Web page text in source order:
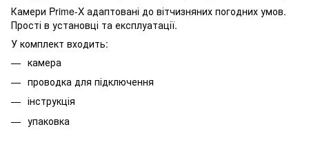
Камери Prime-X адаптовані до вітчизняних погодних умов.
Прості в установці та експлуатації.
У комплект входить:
камера
проводка для підключення
інструкція
упаковка